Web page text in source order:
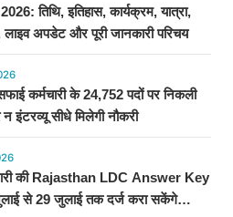
तिथि, इतिहास, कार्यक्रम, यात्रा,
लाइव अपडेट और पूरी जानकारी परिचय
कर्मचारी के 24,752 पदों पर निकली
न इंटरव्यू सीधे मिलेगी नौकरी
की Rajasthan LDC Answer Key
से 29 जुलाई तक दर्ज करा सकेंगे